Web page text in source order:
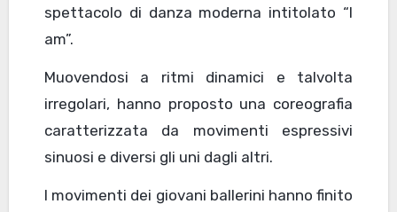
spettacolo di danza moderna intitolato “I
am”.
Muovendosi a ritmi dinamici e talvolta
irregolari, hanno proposto una coreografia
caratterizzata da movimenti espressivi
sinuosi e diversi gli uni dagli altri.
I movimenti dei giovani ballerini hanno finito